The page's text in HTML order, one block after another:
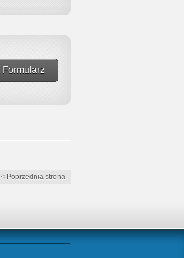
Formularz
< Poprzednia strona